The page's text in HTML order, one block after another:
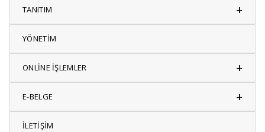
TANITIM +
YÖNETİM
ONLİNE İŞLEMLER +
E-BELGE +
İLETİŞİM